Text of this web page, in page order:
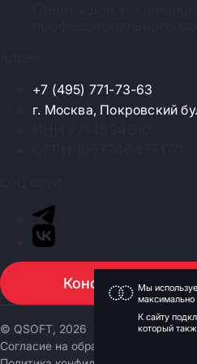
Мы
К сайту
который
+7 (495) 771-73-63
г. Москва, Покровский
Консультация
© QSOFT, 2026
Согласие на обработку